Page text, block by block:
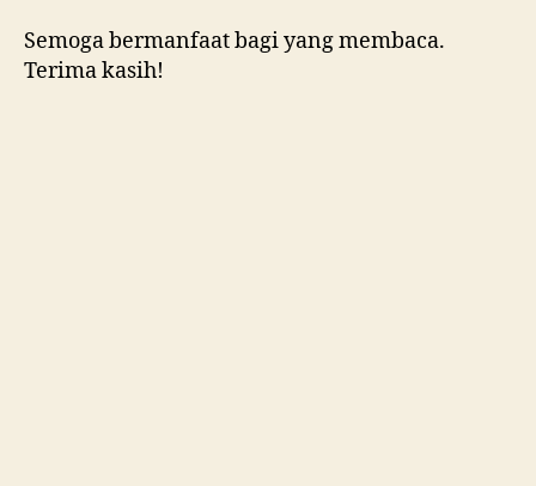
Semoga bermanfaat bagi yang membaca.
Terima kasih!